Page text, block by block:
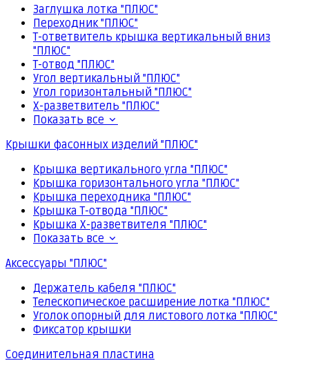
Заглушка лотка "ПЛЮС"
Переходник "ПЛЮС"
Т-ответвитель крышка вертикальный вниз
"ПЛЮС"
Т-отвод "ПЛЮС"
Угол вертикальный "ПЛЮС"
Угол горизонтальный "ПЛЮС"
Х-разветвитель "ПЛЮС"
Показать все
Крышки фасонных изделий "ПЛЮС"
Крышка вертикального угла "ПЛЮС"
Крышка горизонтального угла "ПЛЮС"
Крышка переходника "ПЛЮС"
Крышка Т-отвода "ПЛЮС"
Крышка Х-разветвителя "ПЛЮС"
Показать все
Аксессуары "ПЛЮС"
Держатель кабеля "ПЛЮС"
Телескопическое расширение лотка "ПЛЮС"
Уголок опорный для листового лотка "ПЛЮС"
Фиксатор крышки
Соединительная пластина